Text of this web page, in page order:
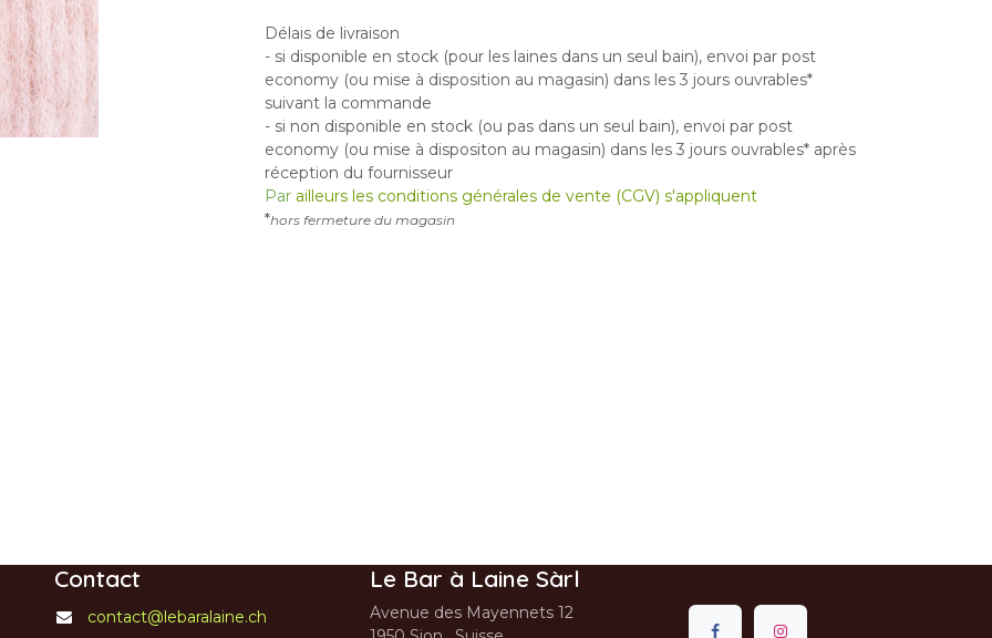
Délais de livraison
- si disponible en stock (pour les laines dans un seul bain), envoi par post
economy (ou mise à disposition au magasin) dans les 3 jours ouvrables*
suivant la commande
- si non disponible en stock (ou pas dans un seul bain), envoi par post
economy (ou mise à dispositon au magasin) dans les 3 jours ouvrables* après
réception du fournisseur
Par ailleurs les conditions générales de vente (CGV) s'appliquent
*hors fermeture du magasin
Contact
contact@lebaralaine.ch
Le Bar à Laine Sàrl
Avenue des Mayennets 12